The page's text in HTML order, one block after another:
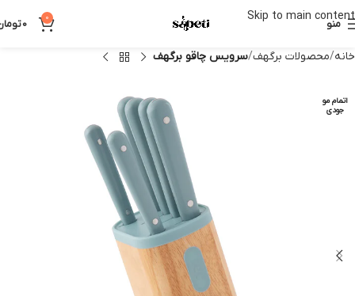
Skip to main content
منو 0
0
خانه محصولات برگهف سرویس چاقو برگهف
اتمام مو
جودی